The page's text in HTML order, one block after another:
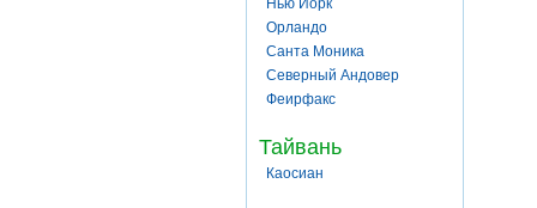
Нью Йорк
Орландо
Санта Моника
Северный Андовер
Феирфакс
Тайвань
Каосиан